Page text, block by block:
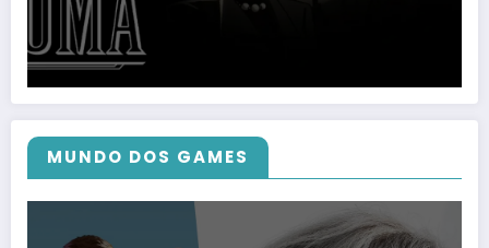
MUNDO DOS GAMES